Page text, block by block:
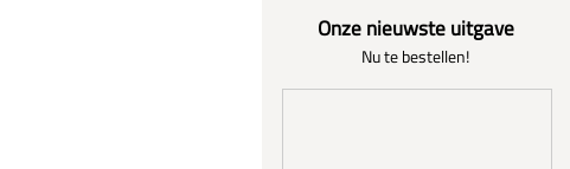
Onze nieuwste uitgave
Nu te bestellen!